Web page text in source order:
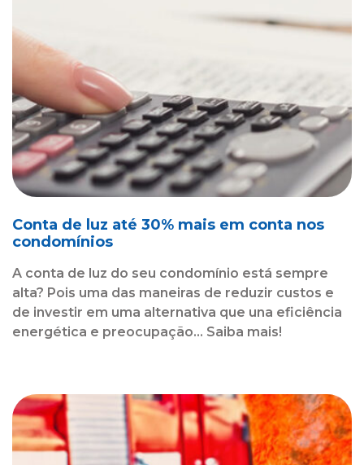
Conta de luz até 30% mais em conta nos
condomínios
A conta de luz do seu condomínio está sempre
alta? Pois uma das maneiras de reduzir custos e
de investir em uma alternativa que una eficiência
energética e preocupação... Saiba mais!